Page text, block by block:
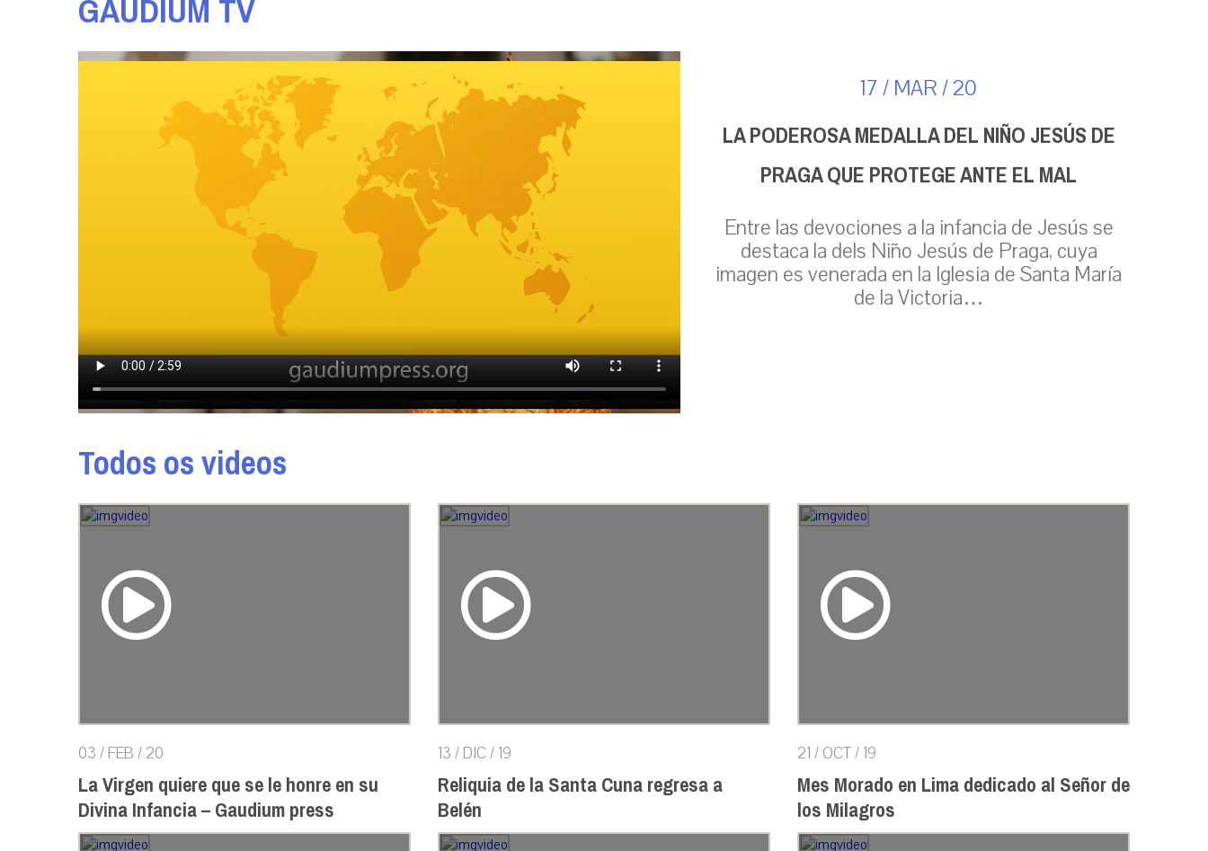
17 / MAR / 20
LA PODEROSA MEDALLA DEL NIÑO JESÚS DE
PRAGA QUE PROTEGE ANTE EL MAL
Entre las devociones a la infancia de Jesús se
destaca la dels Niño Jesús de Praga, cuya
imagen es venerada en la Iglesia de Santa María
de la Victoria…
Todos os videos
03 / FEB / 20
La Virgen quiere que se le honre en su
Divina Infancia – Gaudium press
13 / DIC / 19
Reliquia de la Santa Cuna regresa a
Belén
21 / OCT / 19
Mes Morado en Lima dedicado al Señor de
los Milagros